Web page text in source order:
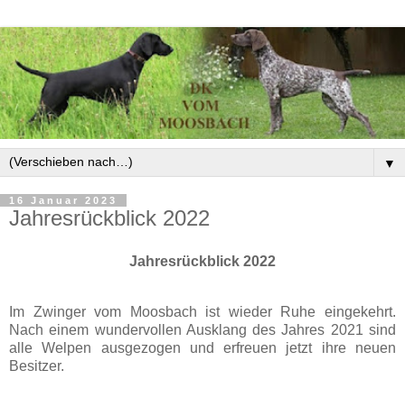
▼
16 Januar 2023
Jahresrückblick 2022
Jahresrückblick 2022
Im Zwinger vom Moosbach ist wieder Ruhe eingekehrt.
Nach einem wundervollen Ausklang des Jahres 2021 sind
alle Welpen ausgezogen und erfreuen jetzt ihre neuen
Besitzer.